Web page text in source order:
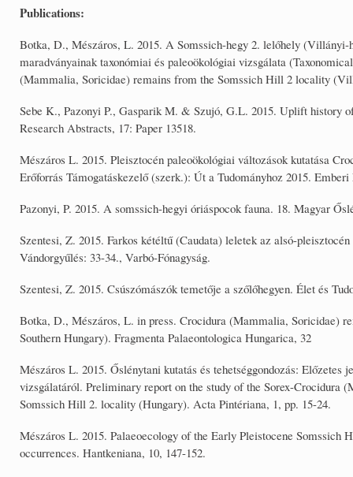
Publications:
Botka, D., Mészáros, L. 2015. A Somssich-hegy 2. lelőhely
maradványainak taxonómiai és paleoökológiai vizsgálata
(Mammalia, Soricidae) remains from the Somssich Hill 2 locality
Sebe K., Pazonyi P., Gasparik M. & Szujó, G.L. 2015. Uplift history
Research Abstracts, 17: Paper 13518.
Mészáros L. 2015. Pleisztocén paleoökológiai változások kutatása
Erőforrás Támogatáskezelő (szerk.): Út a Tudományhoz 2015.
Pazonyi, P. 2015. A somssich-hegyi óriáspocok fauna. 18. Magyar
Szentesi, Z. 2015. Farkos kétéltű (Caudata) leletek az alsó-
Vándorgyűlés: 33-34., Varbó-Fónagyság.
Szentesi, Z. 2015. Csúszómászók temetője a szőlőhegyen. Élet és
Botka, D., Mészáros, L. in press. Crocidura (Mammalia, Soricidae)
Southern Hungary). Fragmenta Palaeontologica Hungarica, 32
Mészáros L. 2015. Őslénytani kutatás és tehetséggondozás:
vizsgálatáról. Preliminary report on the study of the Sorex-Crocidura
Somssich Hill 2. locality (Hungary). Acta Pintériana, 1, pp. 15-24.
Mészáros L. 2015. Palaeoecology of the Early Pleistocene
occurrences. Hantkeniana, 10, 147-152.